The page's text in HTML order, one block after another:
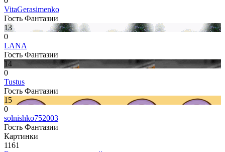
VitaGerasimenko
Гость Фантазии
13
0
LANA
Гость Фантазии
14
0
Tustus
Гость Фантазии
15
0
solnishko752003
Гость Фантазии
Картинки
1161